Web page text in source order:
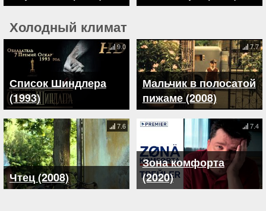
Холодный климат
Список Шиндлера
(1993)
9.0
Мальчик в полосатой
пижаме (2008)
7.7
Чтец (2008)
7.6
Зона комфорта
(2020)
7.4